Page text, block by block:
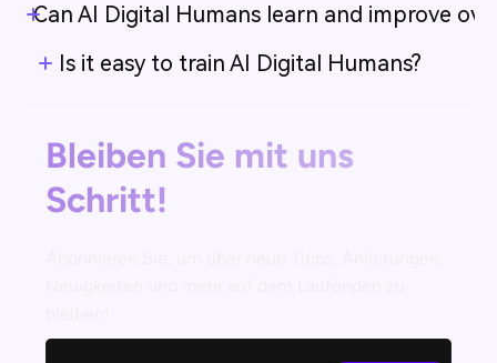
Can AI Digital Humans learn and improve
Is it easy to train AI Digital Humans?
Bleiben Sie mit uns
Schritt!